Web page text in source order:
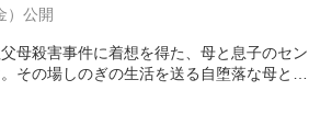
）公開
母殺害事件に着想を得た、母と息子のセン
その場しのぎの生活を送る自堕落な母と息